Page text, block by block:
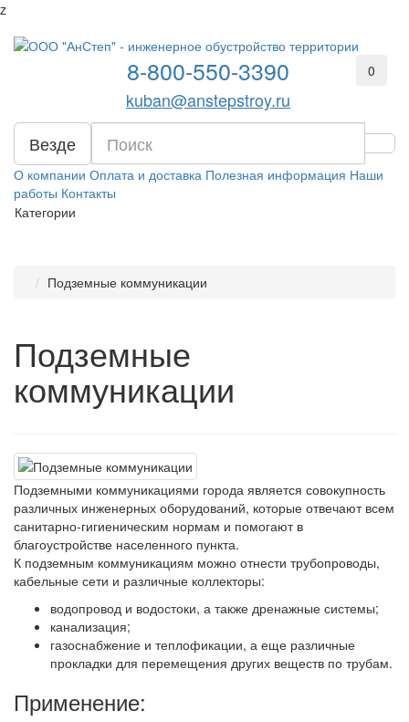
z
8-800-550-3390
kuban@anstepstroy.ru
0
Везде
О компании Оплата и доставка Полезная информация Наши
работы Контакты
Категории
Подземные коммуникации
Подземные
коммуникации
Подземными коммуникациями города является совокупность
различных инженерных оборудований, которые отвечают всем
санитарно-гигиеническим нормам и помогают в
благоустройстве населенного пункта.
К подземным коммуникациям можно отнести трубопроводы,
кабельные сети и различные коллекторы:
водопровод и водостоки, а также дренажные системы;
канализация;
газоснабжение и теплофикации, а еще различные
прокладки для перемещения других веществ по трубам.
Применение: